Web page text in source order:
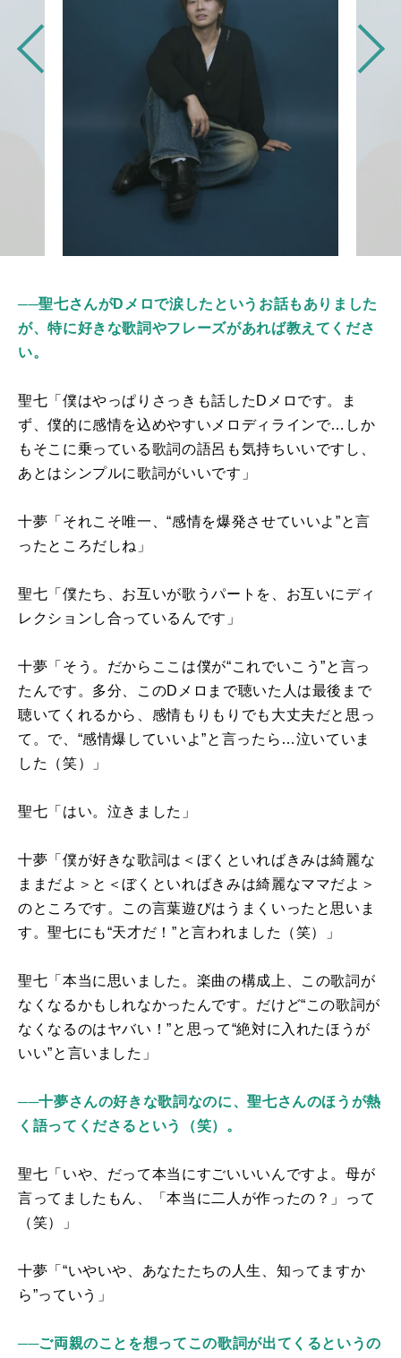
──聖七さんがDメロで涙したというお話もありました
が、特に好きな歌詞やフレーズがあれば教えてくださ
い。
聖七「僕はやっぱりさっきも話した D メロです。ま
ず、僕的に感情を込めやすいメロディラインで…しか
もそこに乗っている歌詞の語呂も気持ちいいですし、
あとはシンプルに歌詞がいいです」
十夢「それこそ唯一、“感情を爆発させていいよ”と言
ったところだしね」
聖七「僕たち、お互いが歌うパートを、お互いにディ
レクションし合っているんです」
十夢「そう。だからここは僕が“これでいこう”と言っ
たんです。多分、このD メロまで聴いた人は最後まで
聴いてくれるから、感情もりもりでも大丈夫だと思っ
て。で、“感情爆していいよ”と言ったら…泣いていま
した（笑）」
聖七「はい。泣きました」
十夢「僕が好きな歌詞は＜ぼくといればきみは綺麗な
ままだよ＞と＜ぼくといればきみは綺麗なママだよ＞
のところです。この言葉遊びはうまくいったと思いま
す。聖七にも“天才だ！”と言われました（笑）」
聖七「本当に思いました。楽曲の構成上、この歌詞が
なくなるかもしれなかったんです。だけど“この歌詞が
なくなるのはヤバい！”と思って“絶対に入れたほうが
いい”と言いました」
──十夢さんの好きな歌詞なのに、聖七さんのほうが熱
く語ってくださるという（笑）。
聖七「いや、だって本当にすごいいいんですよ。母が
言ってましたもん、「本当に二人が作ったの？」って
（笑）」
十夢「“いやいや、あなたたちの人生、知ってますか
ら”っていう」
──ご両親のことを想ってこの歌詞が出てくるというの